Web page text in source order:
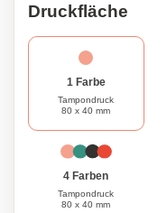
Druckfläche
1 Farbe
Tampondruck
80 x 40 mm
4 Farben
Tampondruck
80 x 40 mm